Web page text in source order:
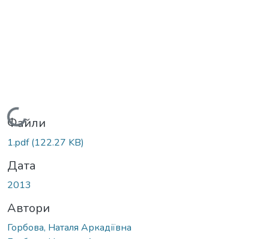
Вантажиться...
Файли
1.pdf(122.27 KB)
Дата
2013
Автори
Горбова, Наталя Аркадіївна